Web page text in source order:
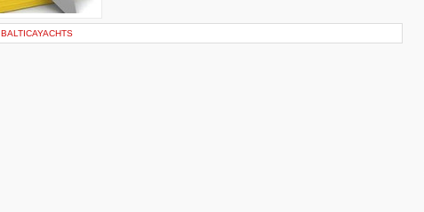
BALTICAYACHTS